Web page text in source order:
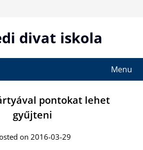
divat iskola
Menu
pontokat lehet
gyűjteni
on 2016-03-29